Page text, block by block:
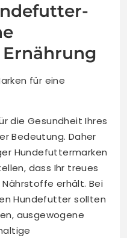
für eine
die Gesundheit Ihres
Bedeutung. Daher
Hundefuttermarken
dass Ihr treues
erhält. Bei
Hundefutter sollten
ausgewogene